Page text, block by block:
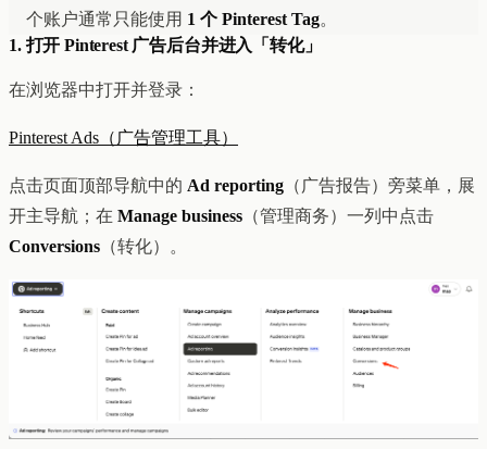
数据分析
收款
定金收款
Z1
ANA
达人与联盟营销
全部产品
服务
店铺搭建
达人营销
全部服务
资源
案例
博客
帮助
个账户通常只能使用 1 个 Pinterest Tag。
1. 打开 Pinterest 广告后台并进入「转化」
在浏览器中打开并登录：
Pinterest Ads（广告管理工具）
点击页面顶部导航中的 Ad reporting （广告报告）旁菜单，展
开主导航；在 Manage business （管理商务）一列中点击
Conversions （转化）。